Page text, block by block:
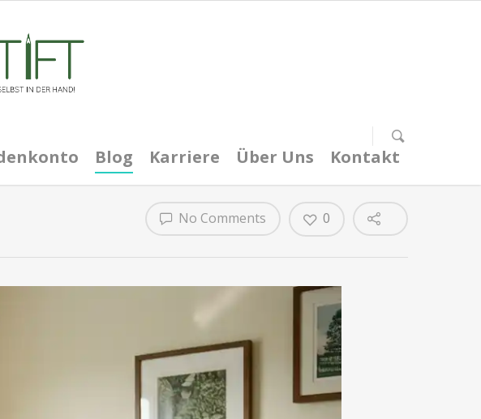
Blog Karriere Über Uns Kontakt
No Comments 0